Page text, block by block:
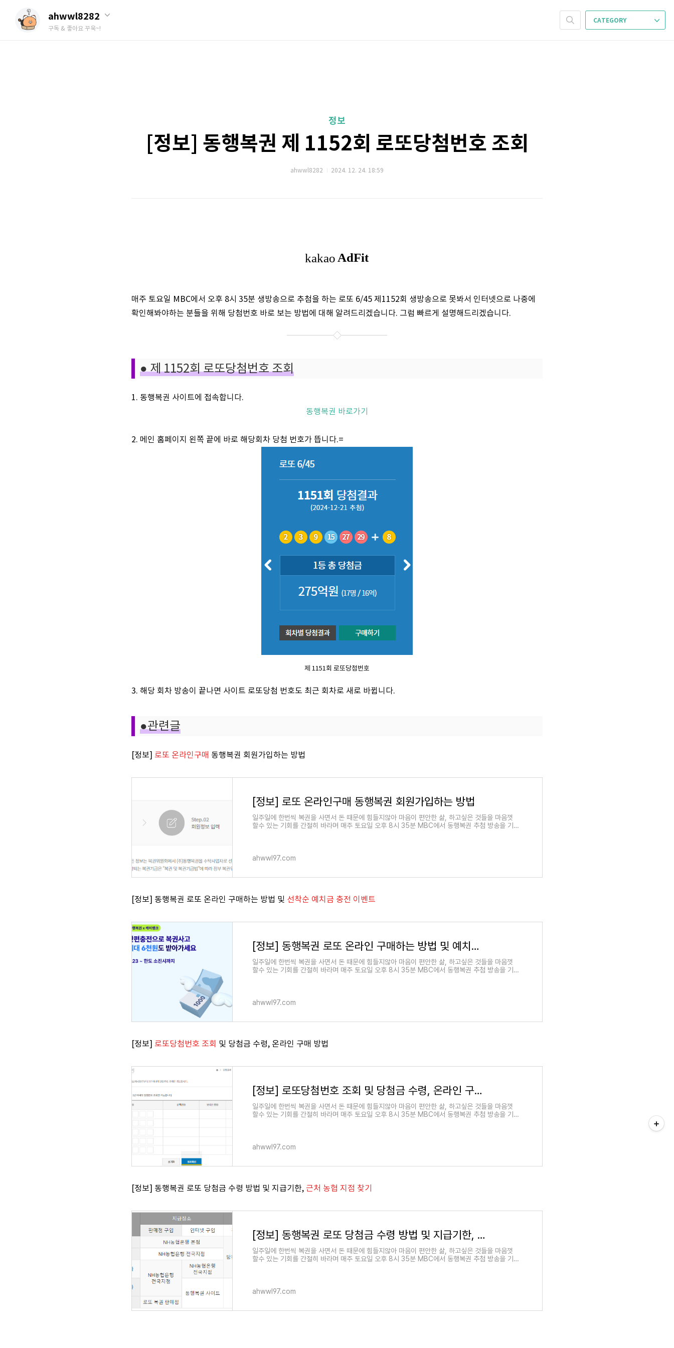
ahwwl8282
구독 & 좋아요 꾸욱~!
CATEGORY
정보
[정보] 동행복권 제 1152회 로또당첨번호 조회
ahwwl8282 2024. 12. 24. 18:59
매주 토요일 MBC에서 오후 8시 35분 생방송으로 추첨을 하는 로또 6/45 제1152회 생방송으로 못봐서 인터넷으로 나중에
확인해봐야하는 분들을 위해 당첨번호 바로 보는 방법에 대해 알려드리겠습니다. 그럼 빠르게 설명해드리겠습니다.
● 제 1152회 로또당첨번호 조회
1. 동행복권 사이트에 접속합니다.
동행복권 바로가기
2. 메인 홈페이지 왼쪽 끝에 바로 해당회차 당첨 번호가 뜹니다.=
제 1151회 로또당첨번호
3. 해당 회차 방송이 끝나면 사이트 로또당첨 번호도 최근 회차로 새로 바뀝니다.
●관련글
[정보] 로또 온라인구매 동행복권 회원가입하는 방법
[정보] 로또 온라인구매 동행복권 회원가입하는 방법
일주일에 한번씩 복권을 사면서 돈 때문에 힘들지않아 마음이 편안한 삶, 하고싶은 것들을 마음껏
할수 있는 기회를 간절히 바라며 매주 토요일 오후 8시 35분 MBC에서 동행복권 추첨 방송을 기
ahwwl97.com
[정보] 동행복권 로또 온라인 구매하는 방법 및 선착순 예치금 충전 이벤트
[정보] 동행복권 로또 온라인 구매하는 방법 및 예치금 충전 이벤트
일주일에 한번씩 복권을 사면서 돈 때문에 힘들지않아 마음이 편안한 삶, 하고싶은 것들을 마음껏
할수 있는 기회를 간절히 바라며 매주 토요일 오후 8시 35분 MBC에서 동행복권 추첨 방송을 기
ahwwl97.com
[정보] 로또당첨번호 조회 및 당첨금 수령, 온라인 구매 방법
[정보] 로또당첨번호 조회 및 당첨금 수령, 온라인 구매 방법
일주일에 한번씩 복권을 사면서 돈 때문에 힘들지않아 마음이 편안한 삶, 하고싶은 것들을 마음껏
할수 있는 기회를 간절히 바라며 매주 토요일 오후 8시 35분 MBC에서 동행복권 추첨 방송을 기
ahwwl97.com
[정보] 동행복권 로또 당첨금 수령 방법 및 지급기한, 근처 농협 지점 찾기
[정보] 동행복권 로또 당첨금 수령 방법 및 지급기한, 근처 농협 지점 찾기
일주일에 한번씩 복권을 사면서 돈 때문에 힘들지않아 마음이 편안한 삶, 하고싶은 것들을 마음껏
할수 있는 기회를 간절히 바라며 매주 토요일 오후 8시 35분 MBC에서 동행복권 추첨 방송을 기
ahwwl97.com